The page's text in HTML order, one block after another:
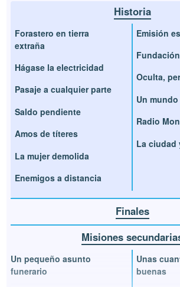
Historia
Forastero en tierra
extraña
Hágase la electricidad
Pasaje a cualquier parte
Saldo pendiente
Amos de títeres
La mujer demolida
Enemigos a distancia
Emisión
Fundación
Oculta,
Un
Radio
La ciudad
Finales
Misiones
Un pequeño asunto
funerario
Unas
buenas